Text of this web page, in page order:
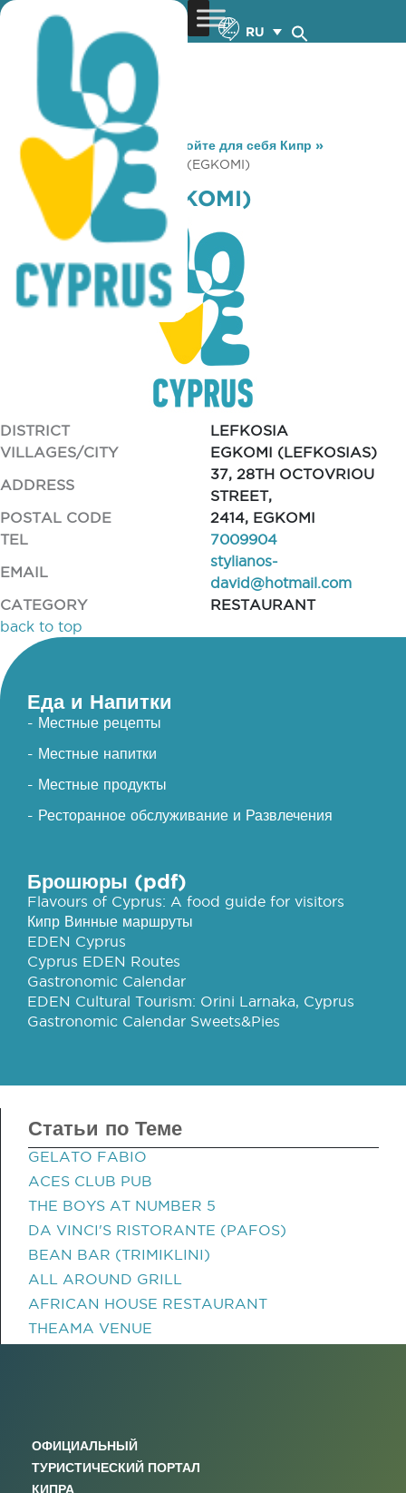
RU
You are here: Home »Откройте для себя Кипр »
Gastronomy
» PIZZA MINE (EGKOMI)
PIZZA MINE (EGKOMI)
DISTRICT
LEFKOSIA
VILLAGES/CITY
EGKOMI (LEFKOSIAS)
ADDRESS
37, 28TH OCTOVRIOU
STREET,
POSTAL CODE
2414, EGKOMI
TEL
7009904
EMAIL
stylianos-
david@hotmail.com
CATEGORY
RESTAURANT
back to top
Еда и Напитки
- Местные рецепты
- Местные напитки
- Местные продукты
- Ресторанное обслуживание и Развлечения
Брошюры (pdf)
Flavours of Cyprus: A food guide for visitors
Кипр Винные маршруты
EDEN Cyprus
Cyprus EDEN Routes
Gastronomic Calendar
EDEN Cultural Tourism: Orini Larnaka, Cyprus
Gastronomic Calendar Sweets&Pies
Статьи по Теме
GELATO FABIO
ACES CLUB PUB
THE BOYS AT NUMBER 5
DA VINCI'S RISTORANTE (PAFOS)
BEAN BAR (TRIMIKLINI)
ALL AROUND GRILL
AFRICAN HOUSE RESTAURANT
THEAMA VENUE
ОФИЦИАЛЬНЫЙ
ТУРИСТИЧЕСКИЙ ПОРТАЛ
КИПРА